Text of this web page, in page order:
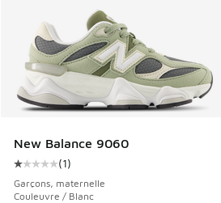
New Balance 9060
Cote moyenne du client - [1 sur 5
(1)
Garçons, maternelle
Couleuvre / Blanc